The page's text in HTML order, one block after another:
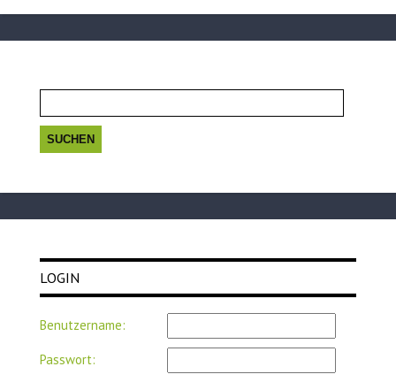
nach:
LOGIN
Benutzername:
Passwort: